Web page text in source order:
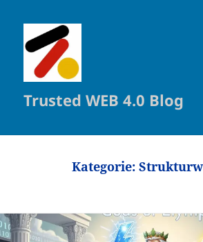
Trusted WEB 4.0 Blog
Kategorie: